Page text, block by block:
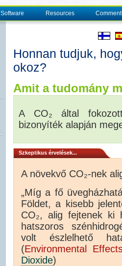
Software Resources
Honnan tudjuk,
okoz?
Amit a tudomány
A CO₂ által
bizonyíték alapján
Szkeptikus érvelések...
A növekvő CO₂-nek
„Míg a fő
Földet, a kisebb
CO₂, alig fejtenek ki
hatszoros
volt észlelhető
(Environmental
Dioxide)